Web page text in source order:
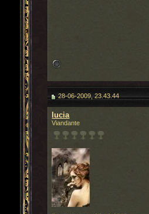
28-06-2009, 23.43.44
lucia
Viandante